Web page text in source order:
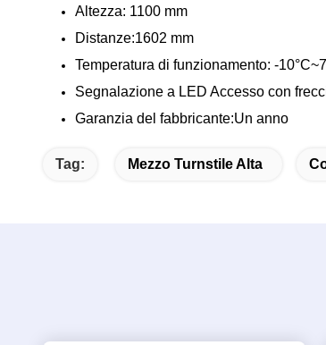
Altezza: 1100 mm
Distanze:1602 mm
Temperatura di funzionamento: -
Segnalazione a LED Accesso con
Garanzia del fabbricante:Un anno
Tag: Mezzo Turnstile Alta